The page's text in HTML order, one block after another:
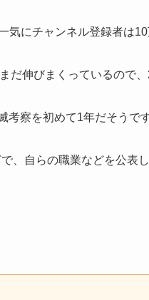
気にチャンネル登録者は10
だ伸びまくっているので
考察を初めて1年だそうです
、自らの職業などを公表